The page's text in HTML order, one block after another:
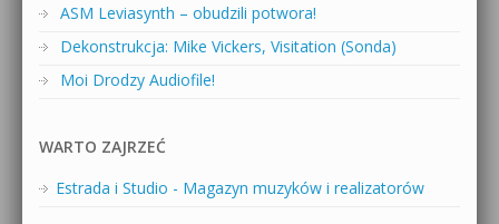
ASM Leviasynth – obudzili potwora!
Dekonstrukcja: Mike Vickers, Visitation (Sonda)
Moi Drodzy Audiofile!
WARTO ZAJRZEĆ
Estrada i Studio - Magazyn muzyków i realizatorów